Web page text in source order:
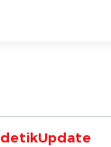
detikUpdate